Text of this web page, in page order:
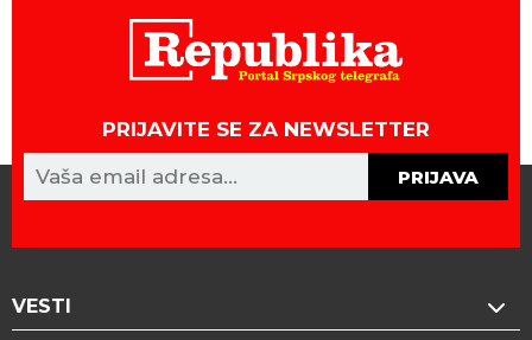
PRIJAVITE SE ZA NEWSLETTER
PRIJAVA
VESTI